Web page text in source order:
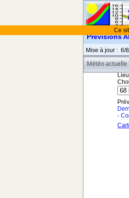
Prévisions
Mise à jour :6/
Météo actuelle
-
Ce